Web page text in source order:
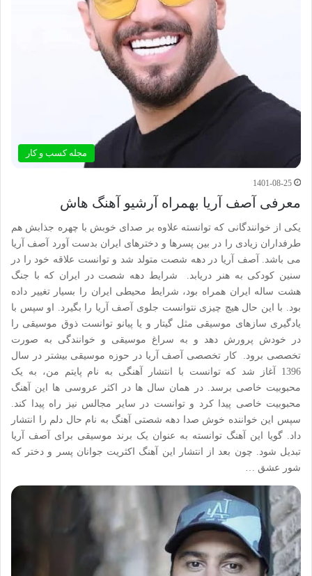
مجله کسب و کار
1401-08-25
معرفی آصف آریا بهمراه آرشیو آهنگ هاش
یکی از خوانندگانی که توانسته علاوه بر صدای خوبش با چهره جذابش هم
طرفداران زیادی را در بین پسرها و دخترهای ایران بدست آورد آصف آریا
می باشد. آصف آریا در دهه شصت متولد شد و توانست علاقه خود را در
سنین کودکی به هنر دریابد. شرایط دهه شصت در ایران که با جنگ
هشت ساله ایران همراه بود، شرایط محیطی ایران را بسیار تغییر داده
بود. با این حال هیچ چیزی نتوانست جلوی آصف آریا را بگیرد. او سپس با
یادگیری سازهای موسیقی مثل گیتار و یا پیانو توانست ذوق موسیقی را
در خودش پرورش دهد و به سراغ موسیقی و خوانندگی به صورت
تخصصی برود. کار تخصصی آصف آریا در حوزه موسیقی بیشتر در سال
1396 آغاز شد که توانست با انتشار آهنگی به نام پایتم من، به یک
محبوبیت خاصی برسد. در همان سال ها در اکثر عروسی ها این آهنگ
محبوبیت خاصی پیدا کرد و توانست در سایر مجالس نیز راه پیدا کند.
سپس این خواننده خوش صدا دهه شصتی آهنگ به نام حال دلم را انتشار
داد. گویا این آهنگ توانسته به عنوان یک برند موسیقی برای آصف آریا
تبدیل شود. چون بعد از انتشار این آهنگ اکثریت جوانان پسر و دختر که
شور عشق …